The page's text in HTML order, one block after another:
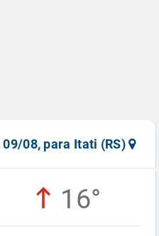
08, para Itati (RS)
16°